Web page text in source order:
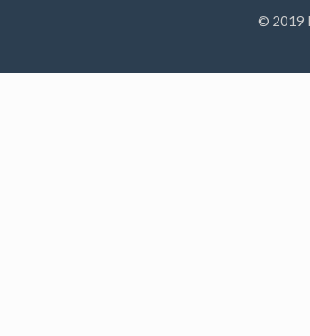
© 2019